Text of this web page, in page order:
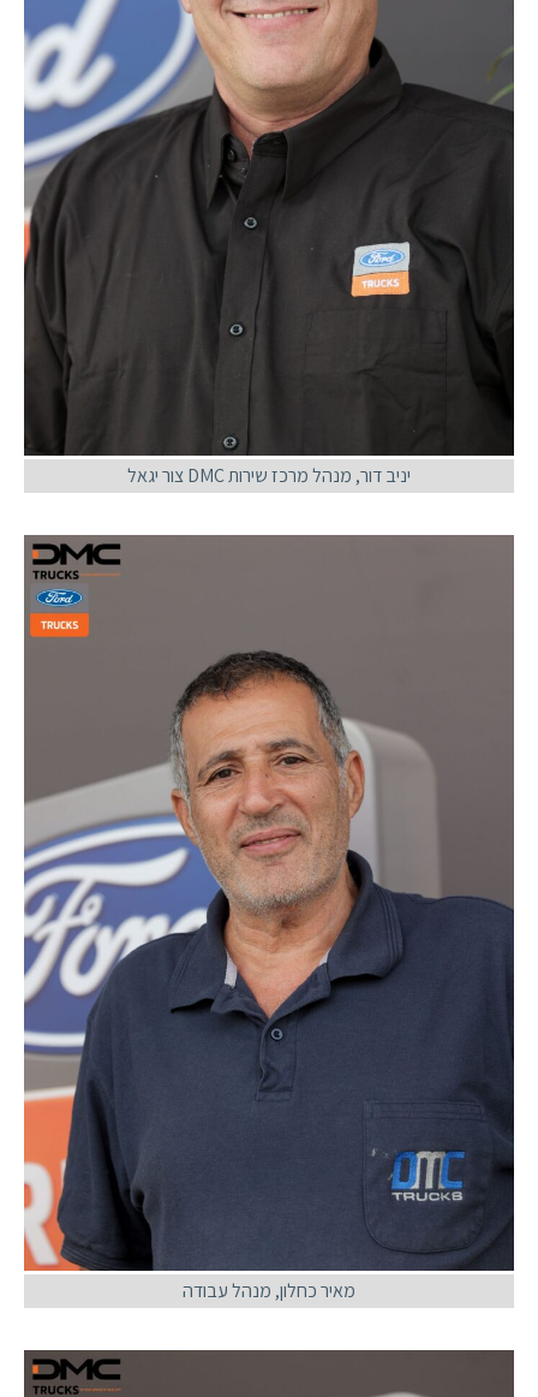
יניב דור, מנהל מרכז שירות DMC צור יגאל
מאיר כחלון, מנהל עבודה